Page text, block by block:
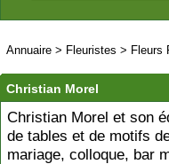
Annuaire > Fleuristes > Fleurs
Christian Morel
Christian Morel et son
de tables et de motifs
mariage, colloque, bar